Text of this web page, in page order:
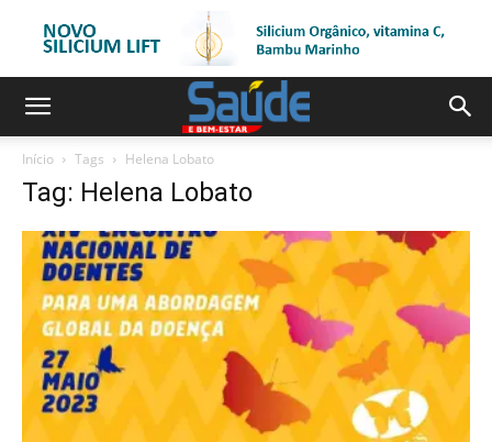
Início Tags Helena Lobato
Tag: Helena Lobato